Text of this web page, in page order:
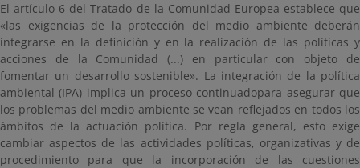
El artículo 6 del Tratado de la Comunidad Europea establece que
«las exigencias de la protección del medio ambiente deberán
integrarse en la definición y en la realización de las políticas y
acciones de la Comunidad (...) en particular con objeto de
fomentar un desarrollo sostenible». La integración de la política
ambiental (IPA) implica un proceso continuadopara asegurar que
los problemas del medio ambiente se vean reflejados en todos los
ámbitos de la actuación política. Por regla general, esto exige
cambiar aspectos de las actividades políticas, organizativas y de
procedimiento para que la incorporación de las cuestiones